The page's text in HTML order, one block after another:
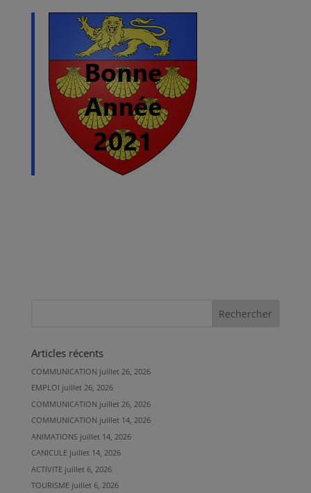
Articles récents
COMMUNICATION juillet 26, 2026
EMPLOI juillet 26, 2026
COMMUNICATION juillet 26, 2026
COMMUNICATION juillet 14, 2026
ANIMATIONS juillet 14, 2026
CANICULE juillet 14, 2026
ACTIVITE juillet 6, 2026
TOURISME juillet 6, 2026